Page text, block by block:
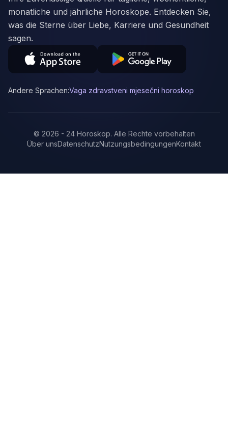
monatliche und jährliche Horoskope. Entdecken Sie,
was die Sterne über Liebe, Karriere und Gesundheit
sagen.
Andere Sprachen:Vaga zdravstveni mjesečni horoskop
© 2026 - 24 Horoskop. Alle Rechte vorbehalten
Über unsDatenschutzNutzungsbedingungenKontakt